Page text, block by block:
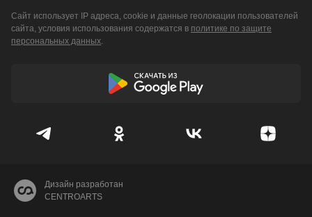
Сайт использует IP адреса, cookie и данные геолокации пользователей
сайта, условия использования содержатся в политике по защите
персональных данных.
Дизайн разработан
CENTROARTS